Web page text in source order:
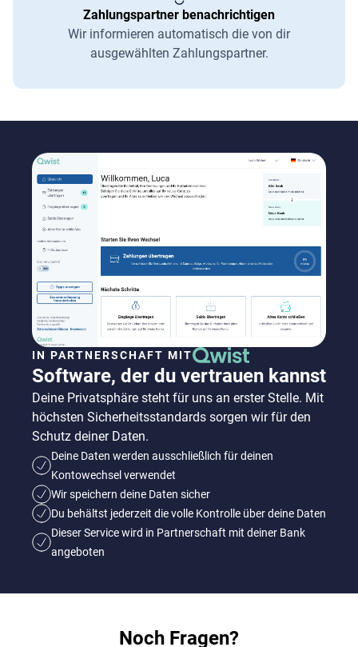
Zahlungspartner benachrichtigen
Wir informieren automatisch die von dir
ausgewählten Zahlungspartner.
IN PARTNERSCHAFT MIT
Software, der du vertrauen kannst
Deine Privatsphäre steht für uns an erster Stelle. Mit
höchsten Sicherheitsstandards sorgen wir für den
Schutz deiner Daten.
Deine Daten werden ausschließlich für deinen
Kontowechsel verwendet
Wir speichern deine Daten sicher
Du behältst jederzeit die volle Kontrolle über deine Daten
Dieser Service wird in Partnerschaft mit deiner Bank
angeboten
Noch Fragen?